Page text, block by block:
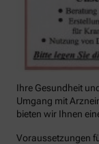
Ihre Gesundheit
Umgang mit
bieten wir Ihnen
Voraussetzungen